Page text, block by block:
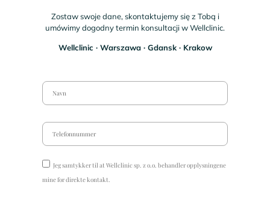
Zostaw swoje dane, skontaktujemy się z Tobą i
umówimy dogodny termin konsultacji w Wellclinic.
Wellclinic ∙ Warszawa ∙ Gdansk ∙ Krakow
Jeg samtykker til at Wellclinic sp. z o.o. behandler opplysningene
mine for direkte kontakt.